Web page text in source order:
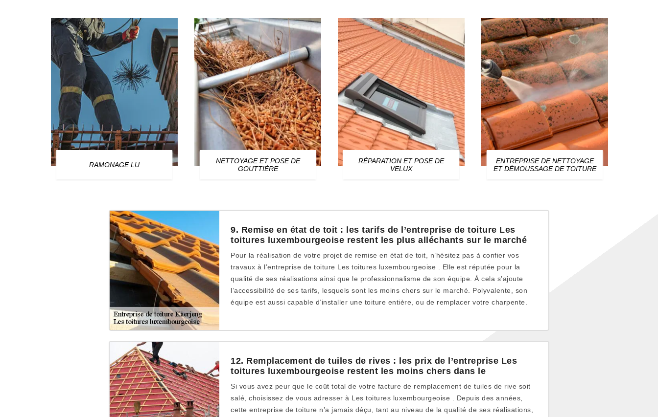
RAMONAGE LU
NETTOYAGE ET POSE DE
GOUTTIÈRE
RÉPARATION ET POSE DE
VELUX
ENTREPRISE DE NETTOYAGE
ET DÉMOUSSAGE DE TOITURE
9. Remise en état de toit : les tarifs de l’entreprise de toiture Les
toitures luxembourgeoise restent les plus alléchants sur le marché
Pour la réalisation de votre projet de remise en état de toit, n’hésitez pas à confier vos
travaux à l’entreprise de toiture Les toitures luxembourgeoise . Elle est réputée pour la
qualité de ses réalisations ainsi que le professionnalisme de son équipe. À cela s’ajoute
l’accessibilité de ses tarifs, lesquels sont les moins chers sur le marché. Polyvalente, son
équipe est aussi capable d’installer une toiture entière, ou de remplacer votre charpente.
12. Remplacement de tuiles de rives : les prix de l’entreprise Les
toitures luxembourgeoise restent les moins chers dans le
Si vous avez peur que le coût total de votre facture de remplacement de tuiles de rive soit
salé, choisissez de vous adresser à Les toitures luxembourgeoise . Depuis des années,
cette entreprise de toiture n’a jamais déçu, tant au niveau de la qualité de ses réalisations,